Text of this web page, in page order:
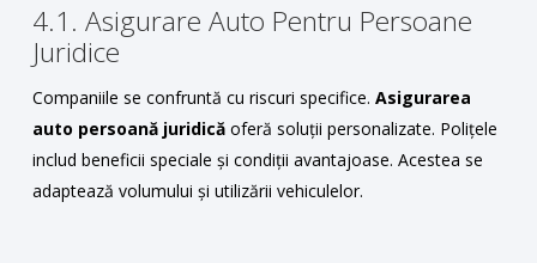
4.1. Asigurare Auto Pentru Persoane
Juridice
Companiile se confruntă cu riscuri specifice. Asigurarea
auto persoană juridicăoferă soluții personalizate. Polițele
includ beneficii speciale și condiții avantajoase. Acestea se
adaptează volumului și utilizării vehiculelor.